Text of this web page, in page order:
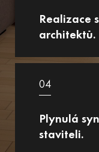
Realizace
architektů.
04
Plynulá
staviteli.